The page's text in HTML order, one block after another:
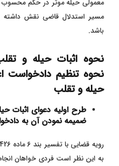
معمولی حیله موثر در حکم محسوب
مسیر استدلال قاضی نقش
باشد.
نحوه اثبات حیله و
نحوه تنظیم دادخواست
حیله و تقلب
طرح اولیه دعوای اثبات
ضمیمه نمودن آن به
به این نظر است فردی خواهان